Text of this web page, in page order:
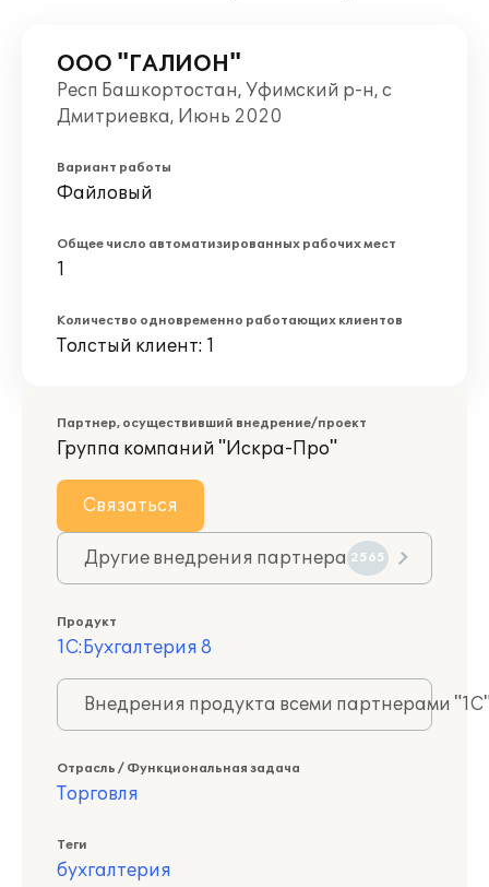
ООО "ГАЛИОН"
Респ Башкортостан, Уфимский р-н, с
Дмитриевка, Июнь 2020
Вариант работы
Файловый
Общее число автоматизированных рабочих мест
1
Количество одновременно работающих клиентов
Толстый клиент: 1
Партнер, осуществивший внедрение/проект
Группа компаний "Искра-Про"
Связаться
Другие внедрения партнера 2565
Продукт
1С:Бухгалтерия 8
Внедрения продукта всеми партнерами
Отрасль / Функциональная задача
Торговля
Теги
бухгалтерия